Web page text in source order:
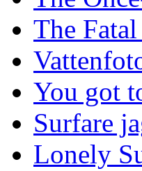
The
You got
Surfare
Lonely